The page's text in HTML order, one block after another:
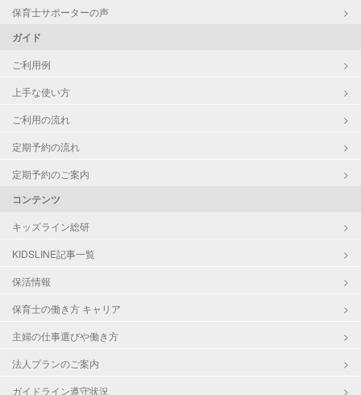
保育士サポーターの声
ガイド
ご利用例
上手な使い方
ご利用の流れ
定期予約の流れ
定期予約のご案内
コンテンツ
キッズライン総研
KIDSLINE記事一覧
保活情報
保育士の働き方 キャリア
主婦の仕事選びや働き方
法人プランのご案内
ガイドライン遵守状況